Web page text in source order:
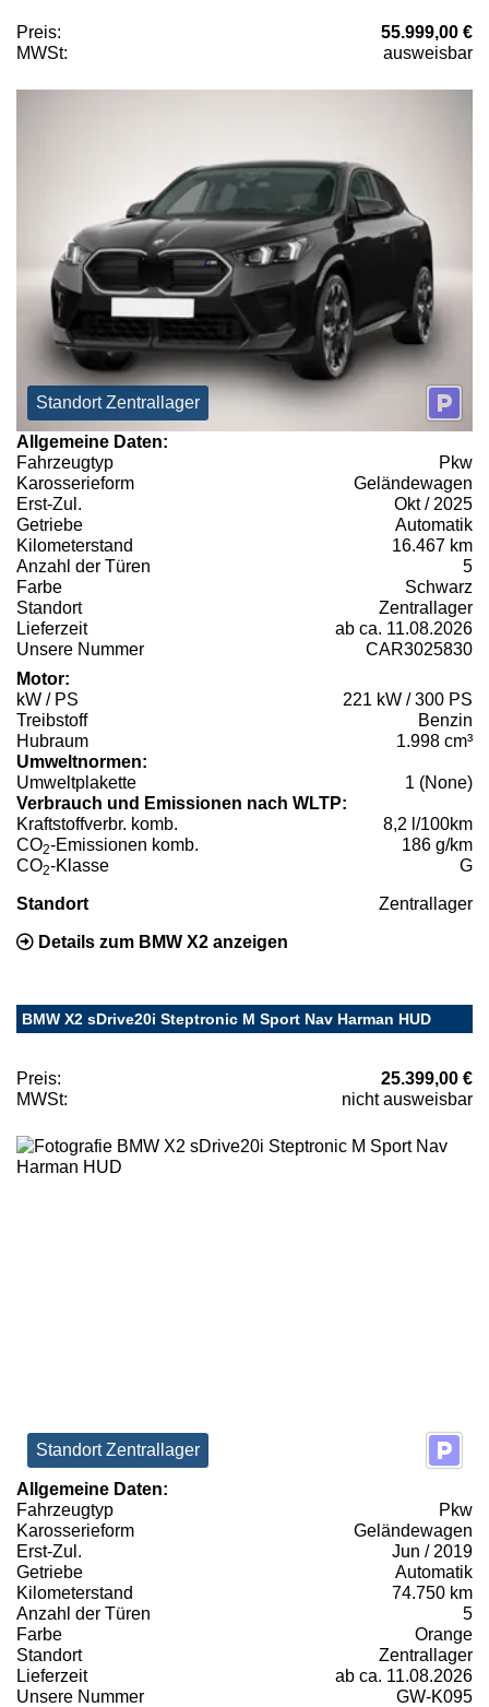
Preis:
55.999,00 €
MWSt:
ausweisbar
Standort Zentrallager
Allgemeine Daten:
Fahrzeugtyp
Pkw
Karosserieform
Geländewagen
Erst-Zul.
Okt / 2025
Getriebe
Automatik
Kilometerstand
16.467 km
Anzahl der Türen
5
Farbe
Schwarz
Standort
Zentrallager
Lieferzeit
ab ca. 11.08.2026
Unsere Nummer
CAR3025830
Motor:
kW / PS
221 kW / 300 PS
Treibstoff
Benzin
Hubraum
1.998 cm³
Umweltnormen:
Umweltplakette
1 (None)
Verbrauch und Emissionen nach WLTP:
Kraftstoffverbr. komb.
8,2 l/100km
CO2-Emissionen komb.
186 g/km
CO2-Klasse G
Standort Zentrallager
Details zum BMW X2 anzeigen
BMW X2 sDrive20i Steptronic M Sport Nav Harman HUD
Preis:
25.399,00 €
MWSt:
nicht ausweisbar
Standort Zentrallager
Allgemeine Daten:
Fahrzeugtyp
Pkw
Karosserieform
Geländewagen
Erst-Zul.
Jun / 2019
Getriebe
Automatik
Kilometerstand
74.750 km
Anzahl der Türen
5
Farbe
Orange
Standort
Zentrallager
Lieferzeit
ab ca. 11.08.2026
Unsere Nummer
GW-K095